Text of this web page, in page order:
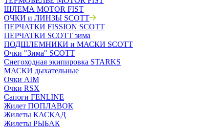
ШЛЕМА MOTOR FIST
ОЧКИ и ЛИНЗЫ SCOTT
ПЕРЧАТКИ FISSION SCOTT
ПЕРЧАТКИ SCOTT зима
ПОДШЛЕМНИКИ и МАСКИ SCOTT
Очки "Зима" SCOTT
Снегоходная экипировка STARKS
МАСКИ дыхательные
Очки AIM
Очки RSX
Сапоги FENLINE
Жилет ПОПЛАВОК
Жилеты КАСКАД
Жилеты РЫБАК